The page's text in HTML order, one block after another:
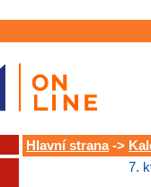
Hlavní strana->
7.